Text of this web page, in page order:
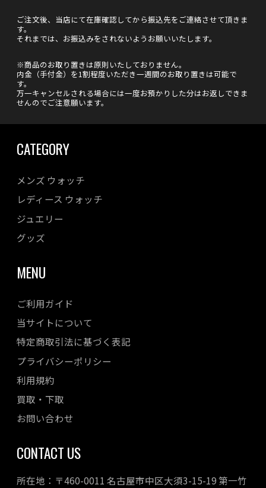
ご注文後、当店にて在庫確認してから振込先をご連絡させて頂きま
す。
それまでは、お振込みをされないようお願いいたします。
※商品のお取り置きは原則いたしておりません。
内金（手付金）を1割程度いただき一週間のお取り置きは可能で
す。
万一キャンセルされる場合には一度お預かりした分はお返しできま
せんのでご注意願います。
CATEGORY
メンズ ウォッチ
レディース ウォッチ
ジュエリー
グッズ
MENU
ご利用ガイド
当サイトについて
特定商取引法に基づく表記
プライバシーポリシー
利用規約
買取・下取
お問い合わせ
CONTACT US
所在地：〒460-0011 名古屋市中区大須3-15-19 第一竹